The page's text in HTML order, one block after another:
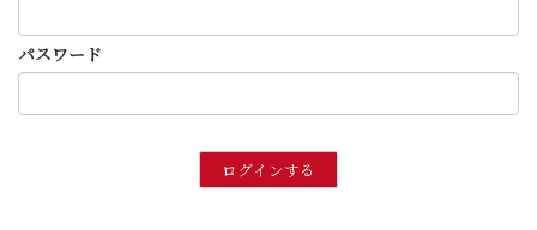
パスワード